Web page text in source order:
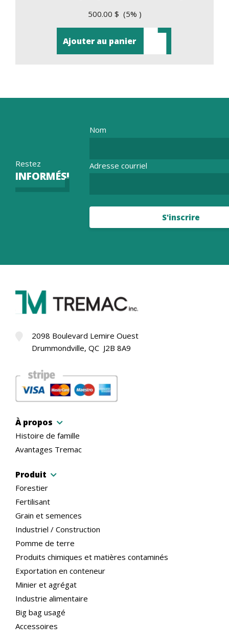
500.00 $ (5% )
Ajouter au panier
Restez
INFORMÉS!
Nom
Adresse courriel
S'inscrire
2098 Boulevard Lemire Ouest
Drummondville, QC J2B 8A9
À propos
Histoire de famille
Avantages Tremac
Produit
Forestier
Fertilisant
Grain et semences
Industriel / Construction
Pomme de terre
Produits chimiques et matières contaminés
Exportation en conteneur
Minier et agrégat
Industrie alimentaire
Big bag usagé
Accessoires